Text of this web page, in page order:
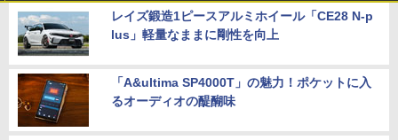
レイズ鍛造1ピースアルミホイール「CE28 N-p
lus」軽量なままに剛性を向上
「A&ultima SP4000T」の魅力！ポケットに入
るオーディオの醍醐味